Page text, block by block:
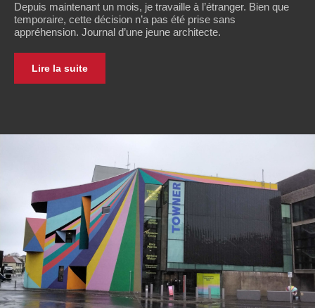
Depuis maintenant un mois, je travaille à l’étranger. Bien que
temporaire, cette décision n’a pas été prise sans
appréhension. Journal d’une jeune architecte.
Lire la suite